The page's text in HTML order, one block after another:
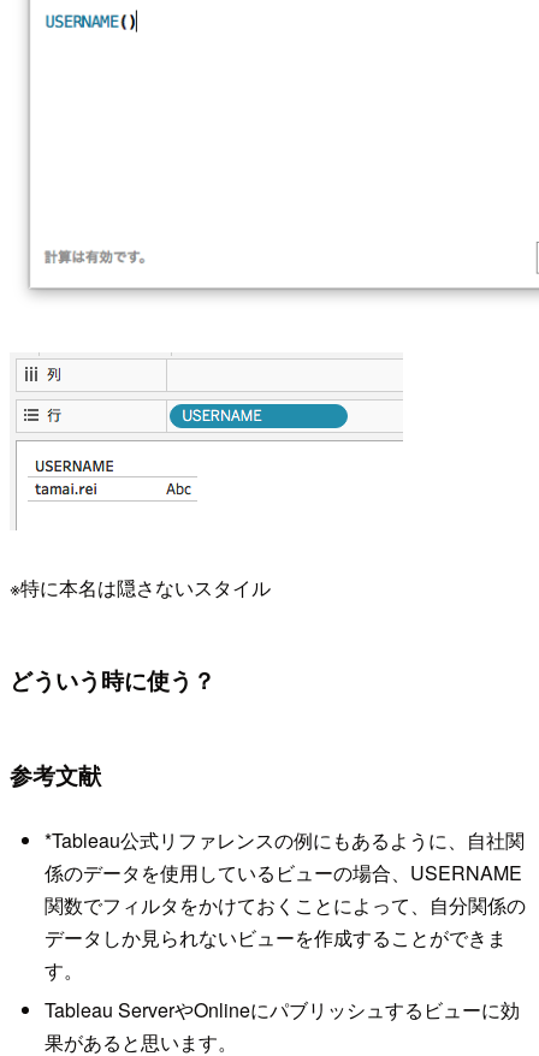
※特に本名は隠さないスタイル
どういう時に使う？
参考文献
*Tableau公式リファレンスの例にもあるように、自社関
係のデータを使用しているビューの場合、USERNAME
関数でフィルタをかけておくことによって、自分関係の
データしか見られないビューを作成することができま
す。
Tableau ServerやOnlineにパブリッシュするビューに効
果があると思います。